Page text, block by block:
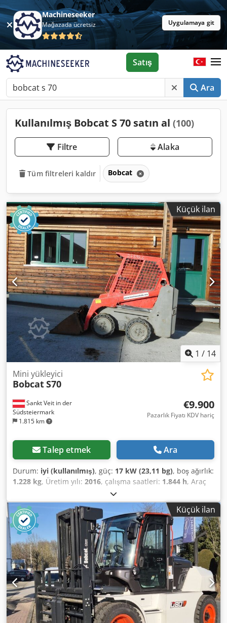
Machineseeker
Mağazada ücretsiz Uygulamaya git
Ara
Satış
Kullanılmış Bobcat S 70 satın al (100)
Filtre Alaka
Tüm filtreleri kaldır Bobcat
Küçük ilan
1 / 14
Sankt Veit in der
Südsteiermark
1.815 km
Mini yükleyici
BobcatS70
€9.900
Pazarlık Fiyatı KDV hariç
Talep etmek Ara
Durum: iyi (kullanılmış), güç: 17 kW (23,11 bg), boş ağırlık:
1.228 kg, Üretim yılı: 2016, çalışma saatleri: 1.844 h, Araç
Açıklaması Kompakt Yükleyici BOBCAT S70 Model yılı: 2016
Codpex Elfvsfx Ah Esrf Sayıca: 1.844 saat Ağırlık: 1.228 kg
Motor gücü: 17,2 kW - Kova dahil - Mekanik hızlı değiştirici
- Palet çatalları için ek hidrolik devre - Çok temiz makine -
Hemen kullanıma hazır Satış fiyatı: 9.900,-- EUR net Uygun
fiyatlı teslimat da mümkündür!
Küçük ilan